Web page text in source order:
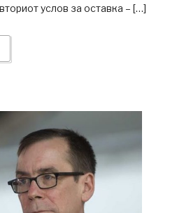
услов за оставка – […]